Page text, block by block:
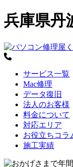
兵庫県丹
サービス一覧
Mac修理
データ復旧
法人のお客様
料金について
対応エリア
お役立ちコラ
施工実績